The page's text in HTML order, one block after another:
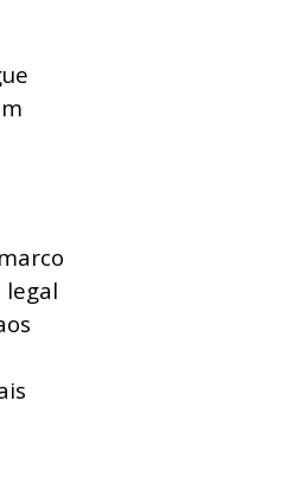
legal